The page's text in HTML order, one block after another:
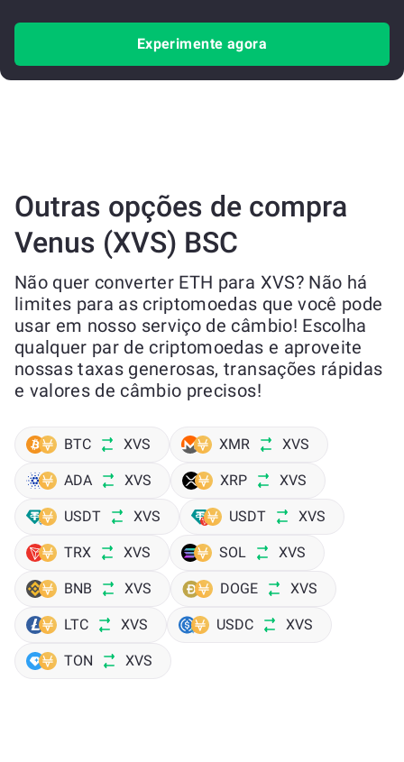
Experimente agora
Outras opções de compra
Venus (XVS) BSC
Não quer converter ETH para XVS? Não há
limites para as criptomoedas que você pode
usar em nosso serviço de câmbio! Escolha
qualquer par de criptomoedas e aproveite
nossas taxas generosas, transações rápidas
e valores de câmbio precisos!
BTC XVS XMR XVS
ADA XVS XRP XVS
USDT XVS USDT XVS
TRX XVS SOL XVS
BNB XVS DOGE XVS
LTC XVS USDC XVS
TON XVS